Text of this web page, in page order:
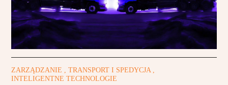
ZARZĄDZANIE , TRANSPORT I SPEDYCJA ,
INTELIGENTNE TECHNOLOGIE